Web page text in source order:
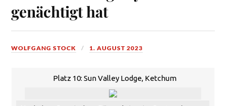
genächtigt hat
WOLFGANG STOCK 1. AUGUST 2023
Platz 10: Sun Valley Lodge, Ketchum